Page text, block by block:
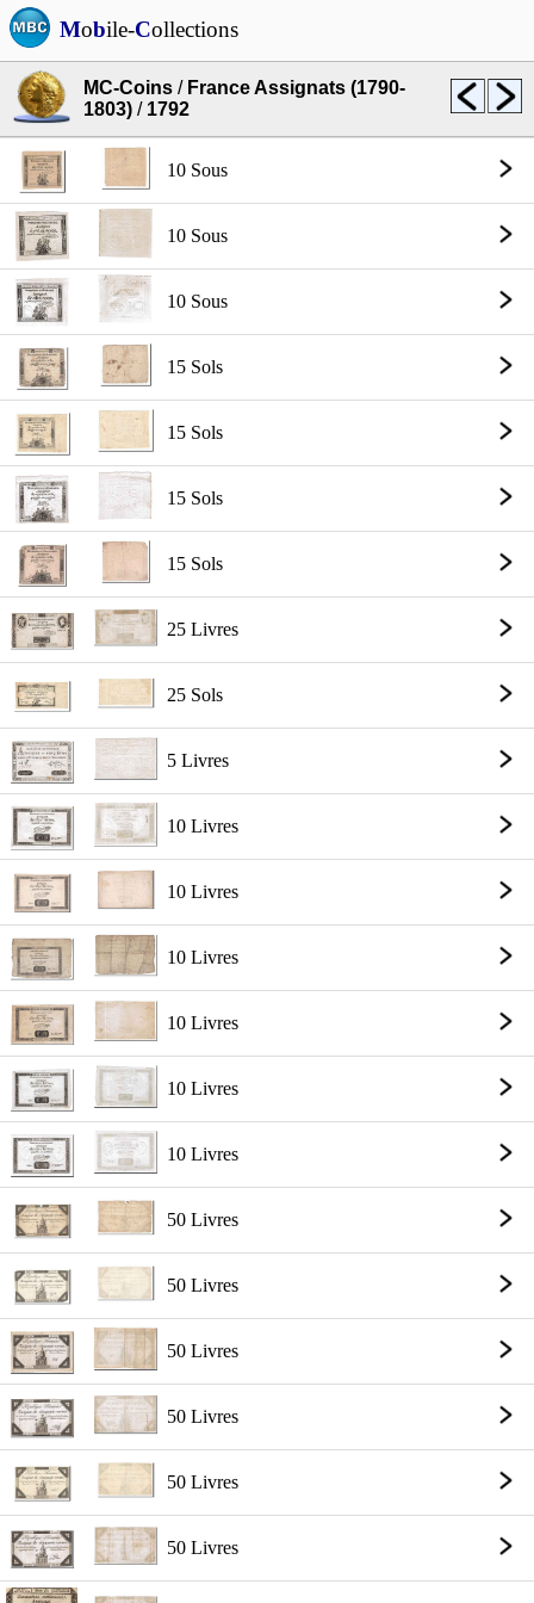
Mobile-Collections
MC-Coins / France Assignats (1790-
1803) / 1792
10 Sous
10 Sous
10 Sous
15 Sols
15 Sols
15 Sols
15 Sols
25 Livres
25 Sols
5 Livres
10 Livres
10 Livres
10 Livres
10 Livres
10 Livres
10 Livres
50 Livres
50 Livres
50 Livres
50 Livres
50 Livres
50 Livres